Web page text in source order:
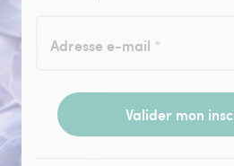
Adresse e-mail *
Valider mon